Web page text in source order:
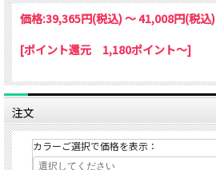
価格:39,365円(税込)～41,008円(税込)
[ポイント還元 1,180ポイント～]
注文
カラーご選択で価格を表示：